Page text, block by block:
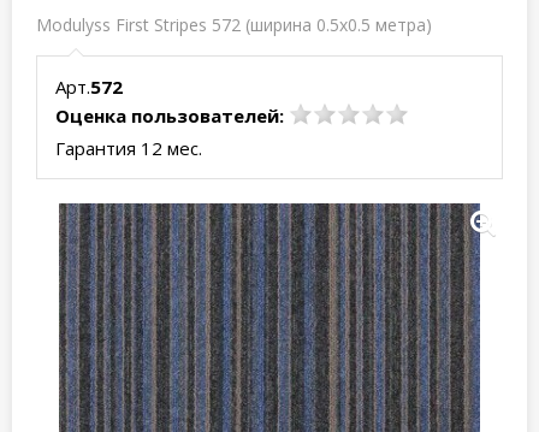
Modulyss First Stripes 572 (ширина 0.5x0.5 метра)
Арт.572
Оценка пользователей:
Гарантия 12 мес.